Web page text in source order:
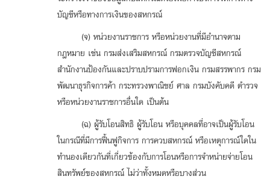
บัญชีหรือทางการเงินของสหกรณ์
(จ) หน่วยงานราชการ หรือหน่วยงานที่มีอำนาจตาม
กฎหมาย เช่น กรมส่งเสริมสหกรณ์ กรมตรวจบัญชีสหกรณ์
สำนักงานป้องกันและปราบปรามการฟอกเงิน กรมสรรพากร กรม
พัฒนาธุรกิจการค้า กระทรวงพาณิชย์ ศาล กรมบังคับคดี ตำรวจ
หรือหน่วยงานราชการอื่นใด เป็นต้น
(ฉ) ผู้รับโอนสิทธิ ผู้รับโอน หรือบุคคลที่อาจเป็นผู้รับโอน
ในกรณีที่มีการฟื้นฟูกิจการ การควบสหกรณ์ หรือเหตุการณ์ใดใน
ทำนองเดียวกันที่เกี่ยวข้องกับการโอนหรือการจำหน่ายจ่ายโอน
สินทรัพย์ของสหกรณ์ ไม่ว่าทั้งหมดหรือบางส่วน